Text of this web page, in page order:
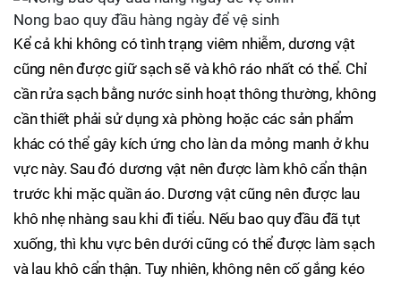
Nong bao quy đầu hàng ngày để vệ sinh
Kể cả khi không có tình trạng viêm nhiễm, dương vật
cũng nên được giữ sạch sẽ và khô ráo nhất có thể. Chỉ
cần rửa sạch bằng nước sinh hoạt thông thường, không
cần thiết phải sử dụng xà phòng hoặc các sản phẩm
khác có thể gây kích ứng cho làn da mỏng manh ở khu
vực này. Sau đó dương vật nên được làm khô cẩn thận
trước khi mặc quần áo. Dương vật cũng nên được lau
khô nhẹ nhàng sau khi đi tiểu. Nếu bao quy đầu đã tụt
xuống, thì khu vực bên dưới cũng có thể được làm sạch
và lau khô cẩn thận. Tuy nhiên, không nên cố gắng kéo